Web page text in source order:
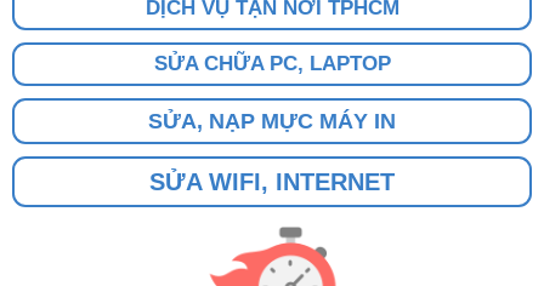
DỊCH VỤ TẬN NƠI TPHCM
SỬA CHỮA PC, LAPTOP
SỬA, NẠP MỰC MÁY IN
SỬA WIFI, INTERNET